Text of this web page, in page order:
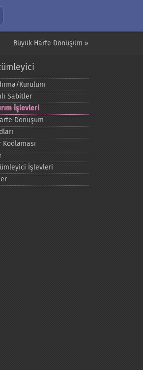
Büyük Harfe Dönüşüm »
Kurulum
Sabitler
İşlevleri
Dönüşüm
Kodlaması
İşlevleri